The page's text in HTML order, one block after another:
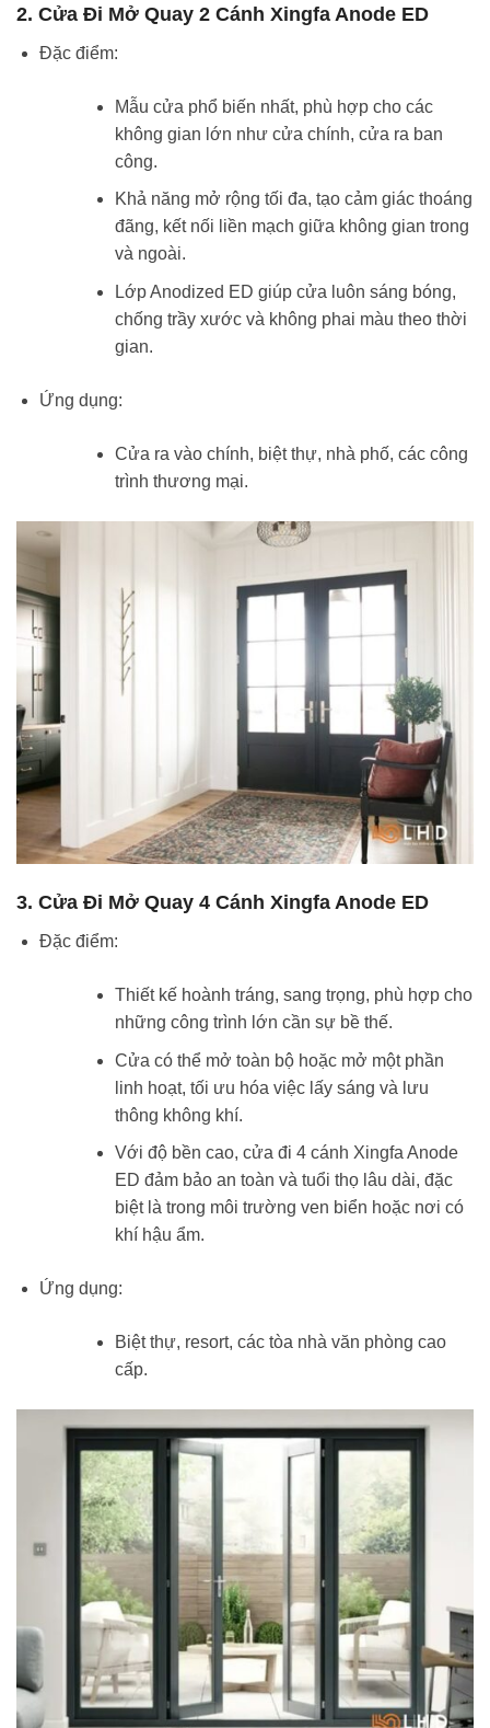
2. Cửa Đi Mở Quay 2 Cánh Xingfa Anode ED
Đặc điểm:
Mẫu cửa phổ biến nhất, phù hợp cho các
không gian lớn như cửa chính, cửa ra ban
công.
Khả năng mở rộng tối đa, tạo cảm giác thoáng
đãng, kết nối liền mạch giữa không gian trong
và ngoài.
Lớp Anodized ED giúp cửa luôn sáng bóng,
chống trầy xước và không phai màu theo thời
gian.
Ứng dụng:
Cửa ra vào chính, biệt thự, nhà phố, các công
trình thương mại.
3. Cửa Đi Mở Quay 4 Cánh Xingfa Anode ED
Đặc điểm:
Thiết kế hoành tráng, sang trọng, phù hợp cho
những công trình lớn cần sự bề thế.
Cửa có thể mở toàn bộ hoặc mở một phần
linh hoạt, tối ưu hóa việc lấy sáng và lưu
thông không khí.
Với độ bền cao, cửa đi 4 cánh Xingfa Anode
ED đảm bảo an toàn và tuổi thọ lâu dài, đặc
biệt là trong môi trường ven biển hoặc nơi có
khí hậu ẩm.
Ứng dụng:
Biệt thự, resort, các tòa nhà văn phòng cao
cấp.